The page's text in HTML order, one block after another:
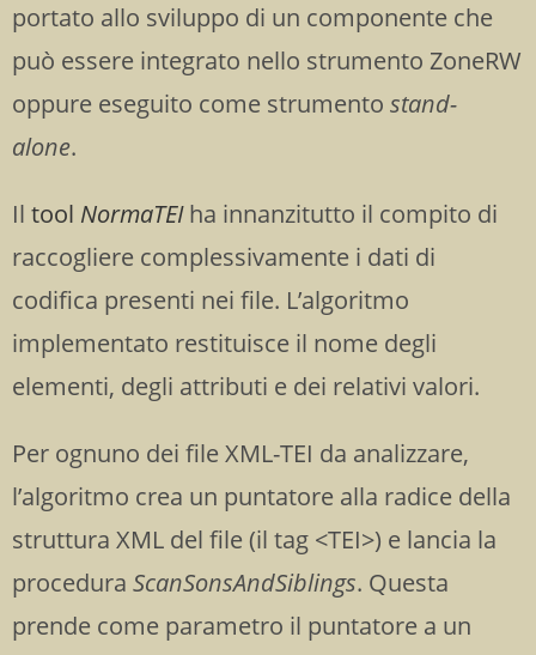
portato allo sviluppo di un componente che
può essere integrato nello strumento ZoneRW
oppure eseguito come strumento stand-
alone.
Il tool NormaTEIha innanzitutto il compito di
raccogliere complessivamente i dati di
codifica presenti nei file. L’algoritmo
implementato restituisce il nome degli
elementi, degli attributi e dei relativi valori.
Per ognuno dei file XML-TEI da analizzare,
l’algoritmo crea un puntatore alla radice della
struttura XML del file (il tag <TEI>) e lancia la
procedura ScanSonsAndSiblings. Questa
prende come parametro il puntatore a un